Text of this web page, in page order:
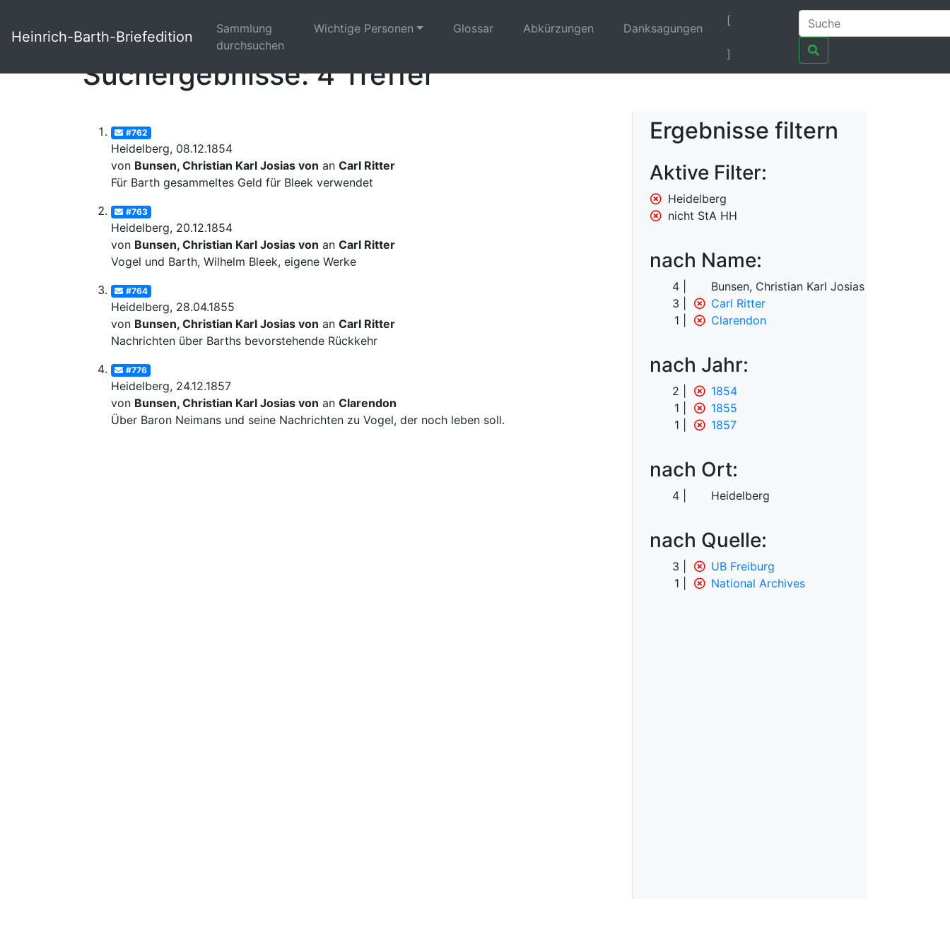
Heinrich-Barth-Briefedition
Sammlung
durchsuchen
Wichtige Personen Glossar Abkürzungen Danksagungen
[
]
Suchergebnisse: 4 Treffer
#762
Heidelberg, 08.12.1854
von Bunsen, Christian Karl Josias von an Carl Ritter
Für Barth gesammeltes Geld für Bleek verwendet
#763
Heidelberg, 20.12.1854
von Bunsen, Christian Karl Josias von an Carl Ritter
Vogel und Barth, Wilhelm Bleek, eigene Werke
#764
Heidelberg, 28.04.1855
von Bunsen, Christian Karl Josias von an Carl Ritter
Nachrichten über Barths bevorstehende Rückkehr
#776
Heidelberg, 24.12.1857
von Bunsen, Christian Karl Josias von an Clarendon
Über Baron Neimans und seine Nachrichten zu Vogel, der noch leben soll.
Ergebnisse filtern
Aktive Filter:
Heidelberg
nicht StA HH
nach Name:
4
Bunsen, Christian Karl Josias von
3
Carl Ritter
1
Clarendon
nach Jahr:
2
1854
1
1855
1
1857
nach Ort:
4 Heidelberg
nach Quelle:
3
UB Freiburg
1
National Archives